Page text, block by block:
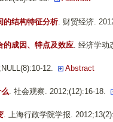
的结构特征分析. 财贸经济.
的成因、特点及效应. 经济学动
12. Abstract
. 社会观察. 2012;(12):16-18.
. 上海行政学院学报.